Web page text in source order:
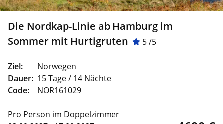
Die Nordkap-Linie ab Hamburg im
Sommer mit Hurtigruten
5 /5
Ziel:
Norwegen
Dauer: 15 Tage / 14 Nächte
Code:
NOR161029
Pro Person im Doppelzimmer